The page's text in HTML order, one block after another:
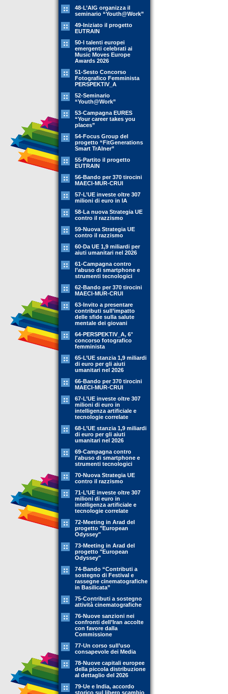
48-L’AIG organizza il
seminario “Youth@Work”
49-Iniziato il progetto
EUTRAIN
50-I talenti europei
emergenti celebrati ai
Music Moves Europe
Awards 2026
51-Sesto Concorso
Fotografico Femminista
PERSPEKTIV_A
52-Seminario
“Youth@Work”
53-Campagna EURES
“Your career takes you
places”
54-Focus Group del
progetto “FitGenerations
Smart TrAIner”
55-Partito il progetto
EUTRAIN
56-Bando per 370 tirocini
MAECI-MUR-CRUI
57-L’UE investe oltre 307
milioni di euro in IA
58-La nuova Strategia UE
contro il razzismo
59-Nuova Strategia UE
contro il razzismo
60-Da UE 1,9 miliardi per
aiuti umanitari nel 2026
61-Campagna contro
l’abuso di smartphone e
strumenti tecnologici
62-Bando per 370 tirocini
MAECI-MUR-CRUI
63-Invito a presentare
contributi sull’impatto
delle sfide sulla salute
mentale dei giovani
64-PERSPEKTIV_A, 6°
concorso fotografico
femminista
65-L’UE stanzia 1,9 miliardi
di euro per gli aiuti
umanitari nel 2026
66-Bando per 370 tirocini
MAECI-MUR-CRUI
67-L’UE investe oltre 307
milioni di euro in
intelligenza artificiale e
tecnologie correlate
68-L’UE stanzia 1,9 miliardi
di euro per gli aiuti
umanitari nel 2026
69-Campagna contro
l'abuso di smartphone e
strumenti tecnologici
70-Nuova Strategia UE
contro il razzismo
71-L’UE investe oltre 307
milioni di euro in
intelligenza artificiale e
tecnologie correlate
72-Meeting in Arad del
progetto "European
Odyssey"
73-Meeting in Arad del
progetto "European
Odyssey"
74-Bando “Contributi a
sostegno di Festival e
rassegne cinematografiche
in Basilicata”
75-Contributi a sostegno
attività cinematografiche
76-Nuove sanzioni nei
confronti dell’Iran accolte
con favore dalla
Commissione
77-Un corso sull’uso
consapevole dei Media
78-Nuove capitali europee
della piccola distribuzione
al dettaglio del 2026
79-Ue e India, accordo
storico sul libero scambio